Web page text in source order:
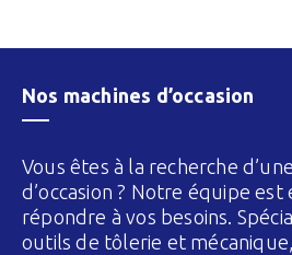
Nos machines d’occasion
Vous êtes à la recherche
d’occasion ? Notre équipe est
répondre à vos besoins.
outils de tôlerie et